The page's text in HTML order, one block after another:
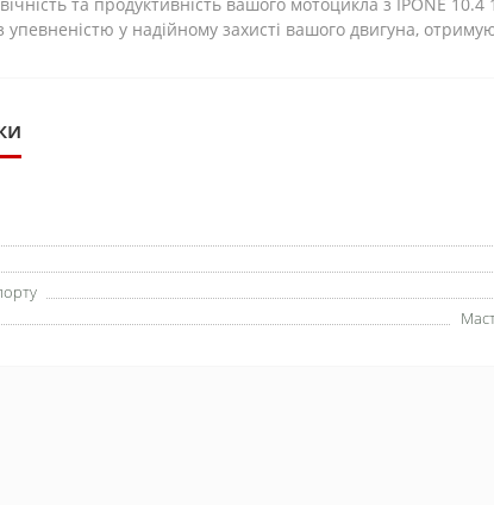
упевненістю у надійному захисті вашого двигуна,